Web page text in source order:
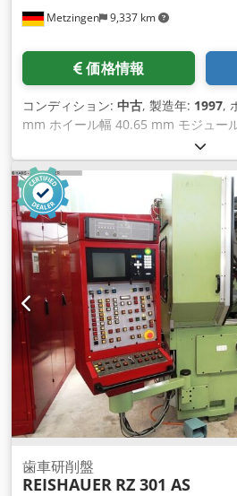
Metzingen 9,337 km
価格情報
コンディション: 中古, 製造年: 1997,
mm ホイール幅 40.65 mm モジュー
kW 機械重量 約10トン アメリカ スパ
ベルギア用CNC研削盤 タイプ
_____ Csdpfx Ajt Hwxheqqsha 工作
歯形寸法 高さ x 幅 16 mm x 40.65
歯数最大歯数比 1 : 10 研磨ディスク
1,000 - 6,000 rpm X軸（水平） 152
Z軸（スライドベースプレート）
主軸中心面まで 115 mm 軸速度 125
分1 ワークスピンドル内径 円錐 3
kW - 380 V - 50 Hz 重量 約 10,000 kg
FANUC - 7軸CNC制御タイプ150
力付き 直接入力 全てのワークと研
フィルターシステム、ベルトフィル
されたクーラントシステム。 - CNC
削砥石ドレッサー 自動 各ドレッシン
自動補正 - 歯車研削は、以下の単一
す。 テーパー または円筒砥石を使
の砥石は、CBN製または従来の「ド
ウム製です。 砥石を使用することが
歯車研削盤
REISHAUER RZ 301 AS